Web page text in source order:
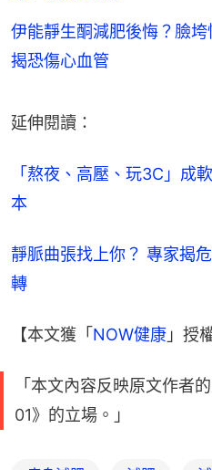
伊能靜生酮減肥後悔？臉
揭恐傷心血管
延伸閱讀：
「熬夜、高壓、玩3C」成
本
靜脈曲張找上你？ 專家揭
轉
【本文獲「 NOW健康 」授
「本文內容反映原文作者
01》的立場。」